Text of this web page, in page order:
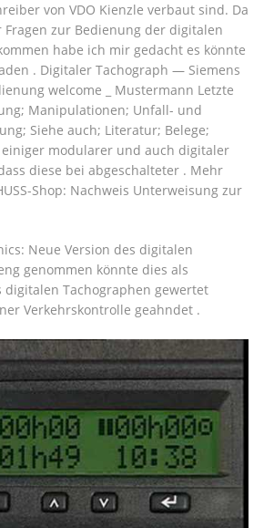
von VDO Kienzle verbaut sind. Da
Fragen zur Bedienung der digitalen
habe ich mir gedacht es könnte
. Digitaler Tachograph — Siemens
welcome _ Mustermann Letzte
Manipulationen; Unfall- und
Siehe auch; Literatur; Belege;
modularer und auch digitaler
diese bei abgeschalteter . Mehr
Shop: Nachweis Unterweisung zur
Neue Version des digitalen
genommen könnte dies als
digitalen Tachographen gewertet
Verkehrskontrolle geahndet .